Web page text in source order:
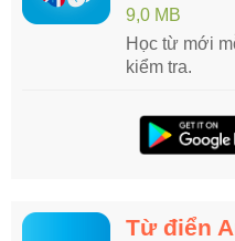
9,0 MB
Học từ mới
kiểm tra.
Từ điển